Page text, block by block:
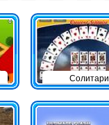
Солитари